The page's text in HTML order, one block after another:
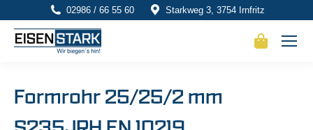
02986 / 66 55 60 Starkweg 3, 3754 Irnfritz
Formrohr 25/25/2 mm